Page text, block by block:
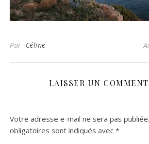
Par Céline
LAISSER UN
Votre adresse e-mail ne sera pas publiée.
obligatoires sont indiqués avec *